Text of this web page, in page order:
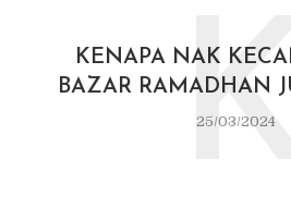
KENAPA NAK
BAZAR RAMADHAN
25/03/2024